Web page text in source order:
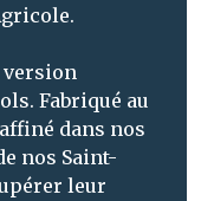
version
Fabriqué au
dans nos
nos Saint-
leur